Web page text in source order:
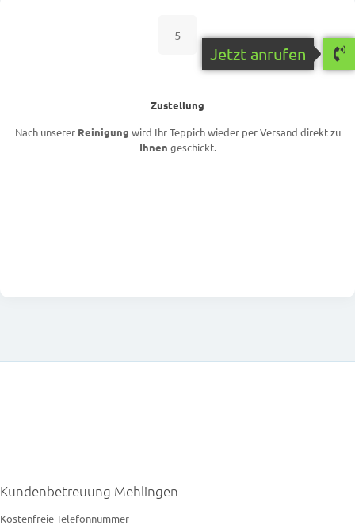
5
Zustellung
Nach unserer Reinigung wird Ihr Teppich wieder per Versand direkt zu
Ihnen geschickt.
Kundenbetreuung Mehlingen
Kostenfreie Telefonnummer
Jetzt anrufen